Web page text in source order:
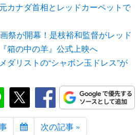
カナダ首相とレッドカーペットで
祭が開幕！是枝裕和監督がレッド
箱の中の羊』公式上映へ
ダリストの“シャボン玉ドレス”が
次の記事 »